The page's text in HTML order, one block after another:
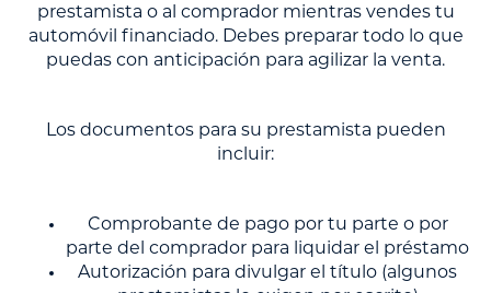
prestamista o al comprador mientras vendes tu
automóvil financiado. Debes preparar todo lo que
puedas con anticipación para agilizar la venta.
Los documentos para su prestamista pueden
incluir:
Comprobante de pago por tu parte o por
parte del comprador para liquidar el préstamo
Autorización para divulgar el título (algunos